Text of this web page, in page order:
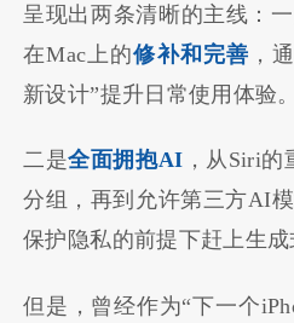
呈现出两条清晰的主线：
在Mac上的修补和完善 ，
新设计”提升日常使用体验。
二是全面拥抱AI ，从Siri
分组，再到允许第三方AI
保护隐私的前提下赶上生成
但是，曾经作为“下一个